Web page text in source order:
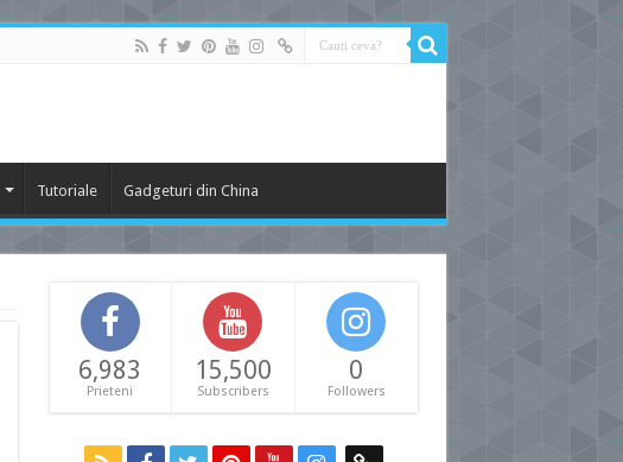
Tutoriale Gadgeturi din China
6,983
Prieteni
15,500
Subscribers
0
Followers